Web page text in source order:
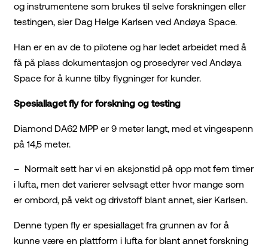
og instrumentene som brukes til selve forskningen eller
testingen, sier Dag Helge Karlsen ved Andøya Space.
Han er en av de to pilotene og har ledet arbeidet med å
få på plass dokumentasjon og prosedyrer ved Andøya
Space for å kunne tilby flygninger for kunder.
Spesiallaget fly for forskning og testing
Diamond DA62 MPP er 9 meter langt, med et vingespenn
på 14,5 meter.
– Normalt sett har vi en aksjonstid på opp mot fem timer
i lufta, men det varierer selvsagt etter hvor mange som
er ombord, på vekt og drivstoff blant annet, sier Karlsen.
Denne typen fly er spesiallaget fra grunnen av for å
kunne være en plattform i lufta for blant annet forskning